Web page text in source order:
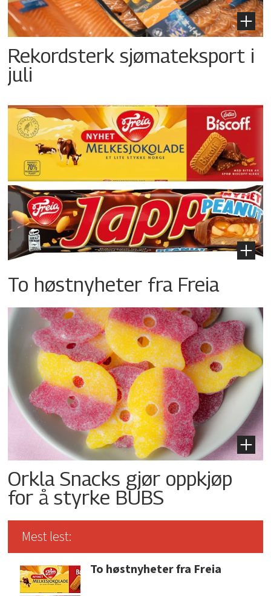
Rekordsterk sjømateksport i
juli
To høstnyheter fra Freia
Orkla Snacks gjør oppkjøp
for å styrke BUBS
Mest lest:
To høstnyheter fra Freia